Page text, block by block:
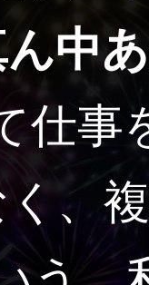
中
仕事
、